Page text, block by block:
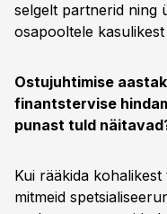
selgelt partnerid ning
osapooltele
Ostujuhtimise
finantstervise
punast tuld
Kui rääkida
mitmeid